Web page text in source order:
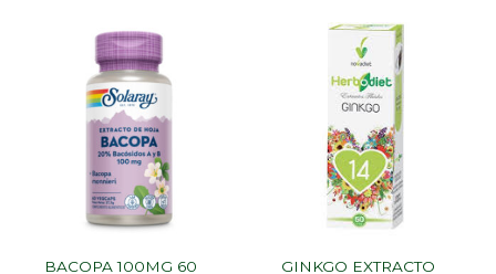
BACOPA 100MG 60
GINKGO EXTRACTO